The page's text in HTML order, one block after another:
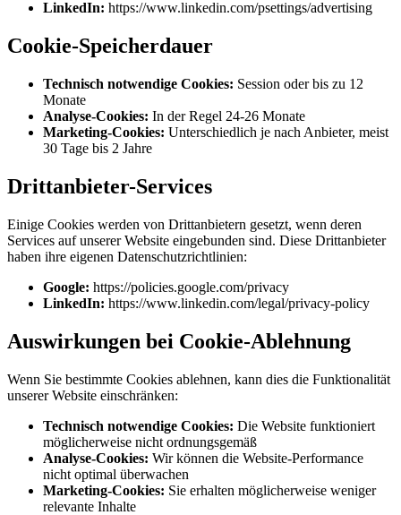
LinkedIn: https://www.linkedin.com/psettings/advertising
Cookie-Speicherdauer
Technisch notwendige Cookies: Session oder bis zu 12
Monate
Analyse-Cookies: In der Regel 24-26 Monate
Marketing-Cookies: Unterschiedlich je nach Anbieter, meist
30 Tage bis 2 Jahre
Drittanbieter-Services
Einige Cookies werden von Drittanbietern gesetzt, wenn deren
Services auf unserer Website eingebunden sind. Diese Drittanbieter
haben ihre eigenen Datenschutzrichtlinien:
Google: https://policies.google.com/privacy
LinkedIn: https://www.linkedin.com/legal/privacy-policy
Auswirkungen bei Cookie-Ablehnung
Wenn Sie bestimmte Cookies ablehnen, kann dies die Funktionalität
unserer Website einschränken:
Technisch notwendige Cookies: Die Website funktioniert
möglicherweise nicht ordnungsgemäß
Analyse-Cookies: Wir können die Website-Performance
nicht optimal überwachen
Marketing-Cookies: Sie erhalten möglicherweise weniger
relevante Inhalte